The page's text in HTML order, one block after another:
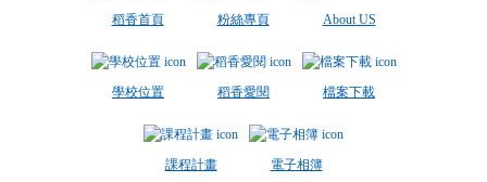
稻香首頁 粉絲專頁 About US
學校位置 稻香愛閱 檔案下載
課程計畫 電子相簿